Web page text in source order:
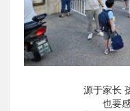
源于家长
也要